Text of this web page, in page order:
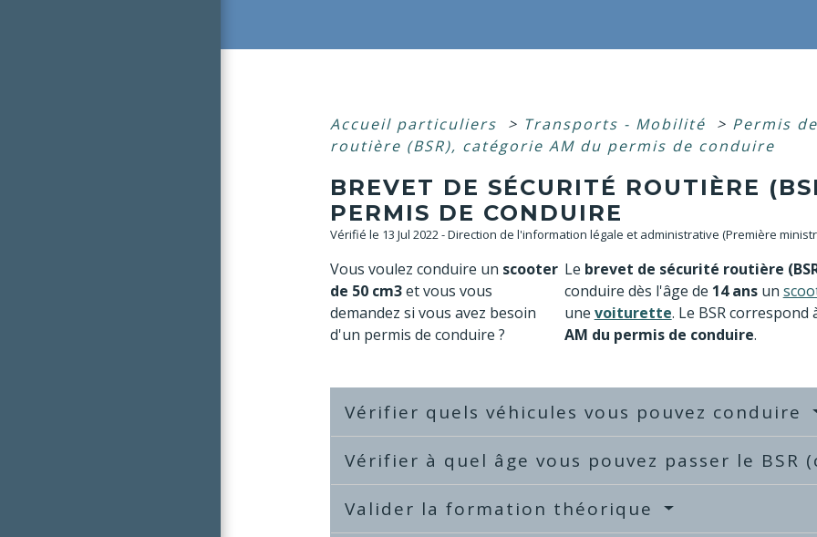
Accueil particuliers > Transports - Mobilité > Permis
routière (BSR), catégorie AM du permis de conduire
BREVET DE SÉCURITÉ ROUTIÈRE
PERMIS DE CONDUIRE
Vérifié le 13 Jul 2022 - Direction de l'information légale et administrative (Première
Vous voulez conduire un scooter
de 50 cm3et vous vous
demandez si vous avez besoin
d'un permis de conduire ?
Le brevet de sécurité routière
conduire dès l'âge de 14 ansun
une voiturette. Le BSR correspond
AM du permis de conduire.
Vérifier quels véhicules vous pouvez conduire
Vérifier à quel âge vous pouvez passer le BSR
Valider la formation théorique